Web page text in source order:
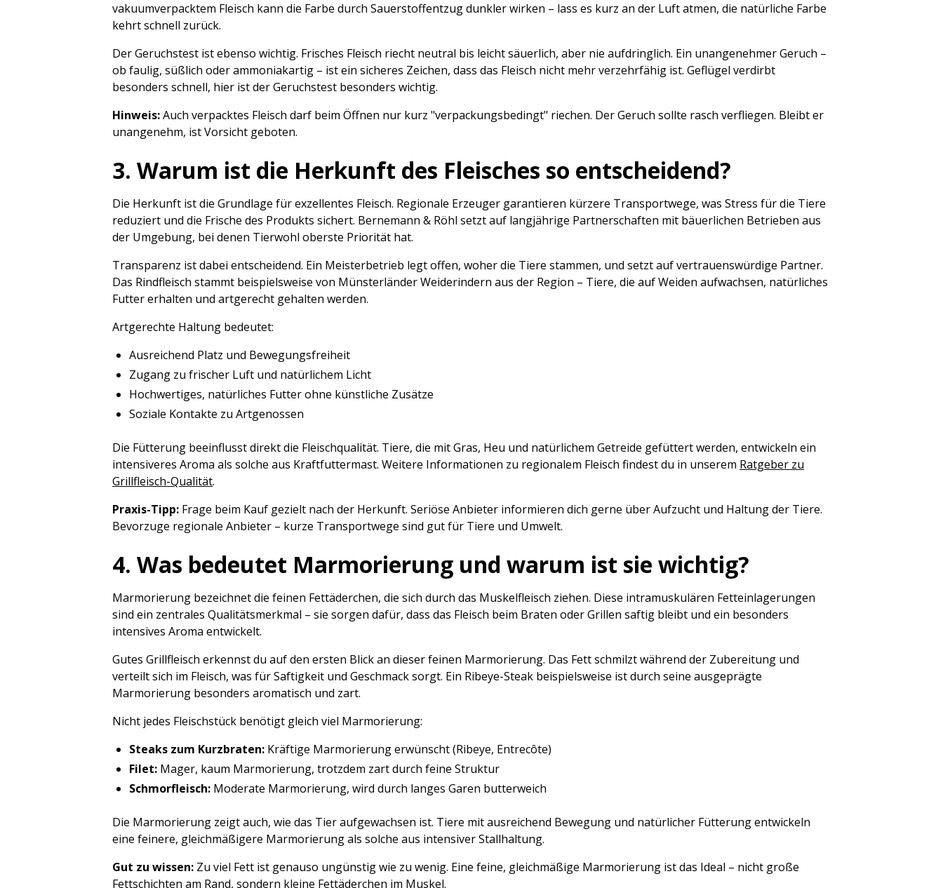
vakuumverpacktem Fleisch kann die Farbe durch Sauerstoffentzug dunkler wirken – lass es kurz an der Luft atmen, die natürliche Farbe
kehrt schnell zurück.
Der Geruchstest ist ebenso wichtig. Frisches Fleisch riecht neutral bis leicht säuerlich, aber nie aufdringlich. Ein unangenehmer Geruch –
ob faulig, süßlich oder ammoniakartig – ist ein sicheres Zeichen, dass das Fleisch nicht mehr verzehrfähig ist. Geflügel verdirbt
besonders schnell, hier ist der Geruchstest besonders wichtig.
Hinweis:Auch verpacktes Fleisch darf beim Öffnen nur kurz "verpackungsbedingt" riechen. Der Geruch sollte rasch verfliegen. Bleibt er
unangenehm, ist Vorsicht geboten.
3. Warum ist die Herkunft des Fleisches so entscheidend?
Die Herkunft ist die Grundlage für exzellentes Fleisch. Regionale Erzeuger garantieren kürzere Transportwege, was Stress für die Tiere
reduziert und die Frische des Produkts sichert. Bernemann & Röhl setzt auf langjährige Partnerschaften mit bäuerlichen Betrieben aus
der Umgebung, bei denen Tierwohl oberste Priorität hat.
Transparenz ist dabei entscheidend. Ein Meisterbetrieb legt offen, woher die Tiere stammen, und setzt auf vertrauenswürdige Partner.
Das Rindfleisch stammt beispielsweise von Münsterländer Weiderindern aus der Region – Tiere, die auf Weiden aufwachsen, natürliches
Futter erhalten und artgerecht gehalten werden.
Artgerechte Haltung bedeutet:
Ausreichend Platz und Bewegungsfreiheit
Zugang zu frischer Luft und natürlichem Licht
Hochwertiges, natürliches Futter ohne künstliche Zusätze
Soziale Kontakte zu Artgenossen
Die Fütterung beeinflusst direkt die Fleischqualität. Tiere, die mit Gras, Heu und natürlichem Getreide gefüttert werden, entwickeln ein
intensiveres Aroma als solche aus Kraftfuttermast. Weitere Informationen zu regionalem Fleisch findest du in unserem Ratgeber zu
Grillfleisch-Qualität.
Praxis-Tipp: Frage beim Kauf gezielt nach der Herkunft. Seriöse Anbieter informieren dich gerne über Aufzucht und Haltung der Tiere.
Bevorzuge regionale Anbieter – kurze Transportwege sind gut für Tiere und Umwelt.
4. Was bedeutet Marmorierung und warum ist sie wichtig?
Marmorierung bezeichnet die feinen Fettäderchen, die sich durch das Muskelfleisch ziehen. Diese intramuskulären Fetteinlagerungen
sind ein zentrales Qualitätsmerkmal – sie sorgen dafür, dass das Fleisch beim Braten oder Grillen saftig bleibt und ein besonders
intensives Aroma entwickelt.
Gutes Grillfleisch erkennst du auf den ersten Blick an dieser feinen Marmorierung. Das Fett schmilzt während der Zubereitung und
verteilt sich im Fleisch, was für Saftigkeit und Geschmack sorgt. Ein Ribeye-Steak beispielsweise ist durch seine ausgeprägte
Marmorierung besonders aromatisch und zart.
Nicht jedes Fleischstück benötigt gleich viel Marmorierung:
Steaks zum Kurzbraten: Kräftige Marmorierung erwünscht (Ribeye, Entrecôte)
Filet: Mager, kaum Marmorierung, trotzdem zart durch feine Struktur
Schmorfleisch: Moderate Marmorierung, wird durch langes Garen butterweich
Die Marmorierung zeigt auch, wie das Tier aufgewachsen ist. Tiere mit ausreichend Bewegung und natürlicher Fütterung entwickeln
eine feinere, gleichmäßigere Marmorierung als solche aus intensiver Stallhaltung.
Gut zu wissen: Zu viel Fett ist genauso ungünstig wie zu wenig. Eine feine, gleichmäßige Marmorierung ist das Ideal – nicht große
Fettschichten am Rand, sondern kleine Fettäderchen im Muskel.